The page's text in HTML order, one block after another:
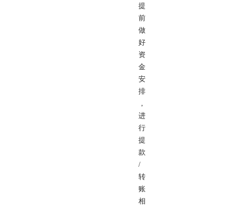
提
前
做
好
资
金
安
排
，
进
行
提
款
/
转
账
相